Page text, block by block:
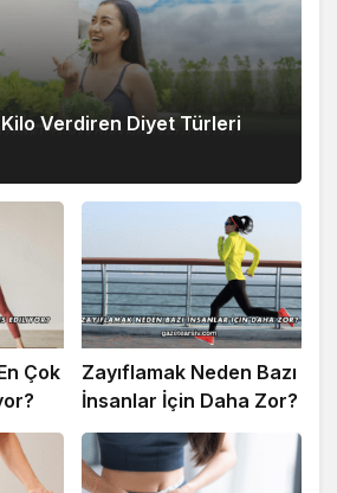
Kilo Verdiren Diyet Türleri
Çok
Zayıflamak Neden Bazı
İnsanlar İçin Daha Zor?